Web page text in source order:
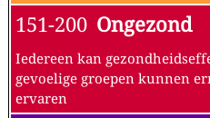
151-200 Ongezond
Iedereen kan
gevoelige groepen kunnen
ervaren